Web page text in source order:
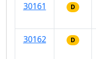
30161
D
30162
D